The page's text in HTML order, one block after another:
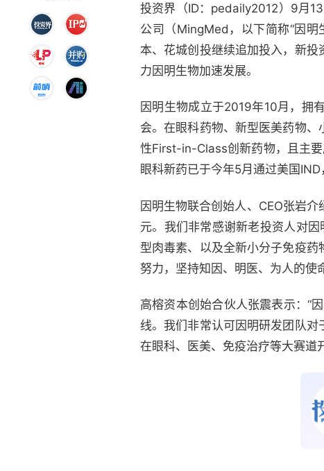
投资界（ID：pedaily2012）9月
公司（MingMed，以下简称“因
本、花城创投继续追加投入，新投
力因明生物加速发展。
因明生物成立于2019年10月，拥
会。在眼科药物、新型医美药物
性First-in-Class创新药物，且主
眼科新药已于今年5月通过美国IND
因明生物联合创始人、CEO张岩
元。我们非常感谢新老投资人对
型肉毒素、以及全新小分子免疫
努力，坚持知因、明医、为人的使
高榕资本创始合伙人张震表示：“
线。我们非常认可因明研发团队对
在眼科、医美、免疫治疗等大赛道